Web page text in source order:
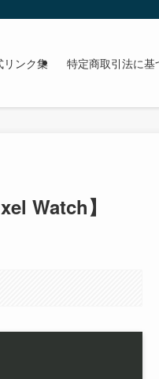
リンク集 特定商取引法に基
Watch】